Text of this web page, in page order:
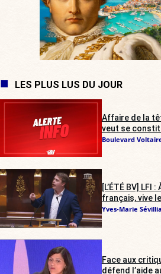
LES PLUS LUS DU JOUR
Affaire de la
veut se
Boulevard
[L’ÉTÉ BV] LFI
français, vive
Yves-Marie Sévillia
Face aux
défend l’aide